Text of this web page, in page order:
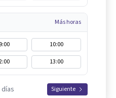
Más horas
10:00
13:00
días Siguiente